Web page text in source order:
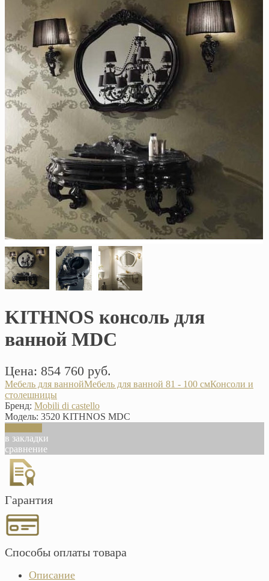
KITHNOS консоль для
ванной MDC
Цена: 854 760 руб.
Мебель для ваннойМебель для ванной 81 - 100 смКонсоли и
столешницы
Бренд: Mobili di castello
Модель: 3520 KITHNOS MDC
в закладки
сравнение
Гарантия
Способы оплаты товара
Описание